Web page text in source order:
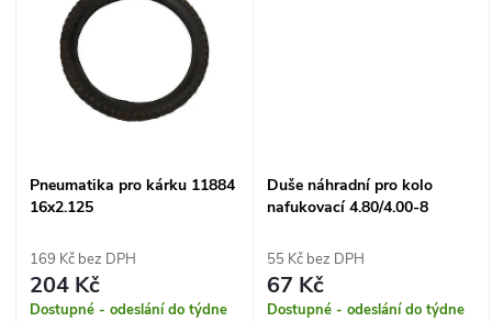
Pneumatika pro kárku 11884
16x2.125
169 Kč bez DPH
204 Kč
Dostupné - odeslání do týdne
Duše náhradní pro kolo
nafukovací 4.80/4.00-8
55 Kč bez DPH
67 Kč
Dostupné - odeslání do týdne